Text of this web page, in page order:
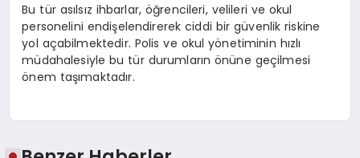
Bu tür asılsız ihbarlar, öğrencileri, velileri ve okul
personelini endişelendirerek ciddi bir güvenlik riskine
yol açabilmektedir. Polis ve okul yönetiminin hızlı
müdahalesiyle bu tür durumların önüne geçilmesi
önem taşımaktadır.